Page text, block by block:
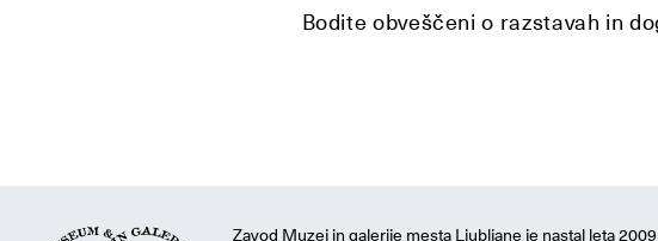
Bodite obveščeni o razstavah in
Zavod Muzej in galerije mesta Ljubljane je nastal leta